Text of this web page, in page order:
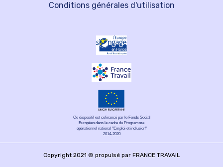
Conditions générales d'utilisation
Ce dispositif est cofinancé par le Fonds Social
Européen dans le cadre du Programme
opérationnel national "Emploi et inclusion"
2014-2020
Copyright 2021 © propulsé par FRANCE TRAVAIL